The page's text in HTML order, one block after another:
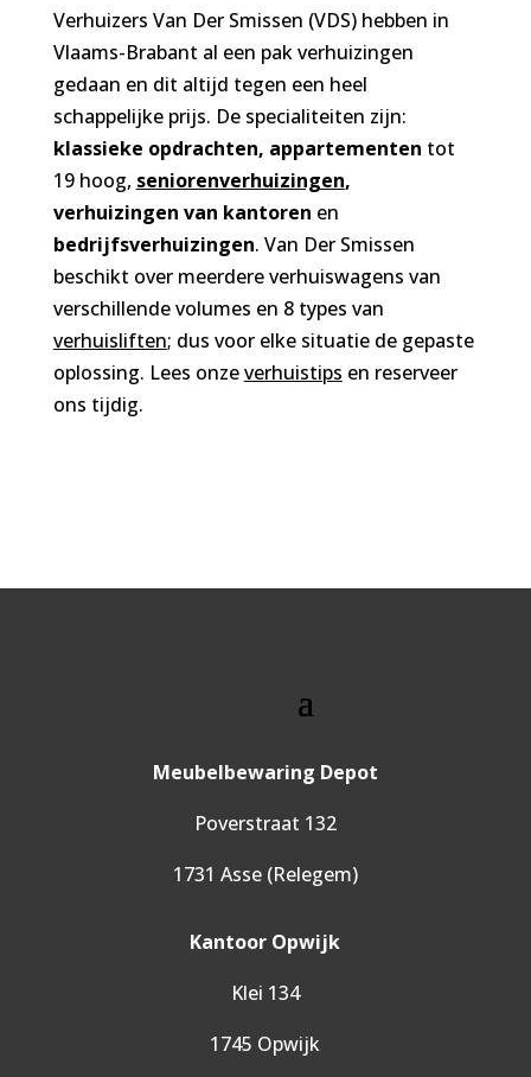
Verhuizers Van Der Smissen (VDS) hebben in
Vlaams-Brabant al een pak verhuizingen
gedaan en dit altijd tegen een heel
schappelijke prijs. De specialiteiten zijn:
klassieke opdrachten, appartementen tot
19 hoog, seniorenverhuizingen,
verhuizingen van kantoren en
bedrijfsverhuizingen. Van Der Smissen
beschikt over meerdere verhuiswagens van
verschillende volumes en 8 types van
verhuisliften; dus voor elke situatie de gepaste
oplossing. Lees onzeverhuistips en reserveer
ons tijdig.
Meubelbewaring Depot
Poverstraat 132
1731 Asse (Relegem)
Kantoor Opwijk
Klei 134
1745 Opwijk